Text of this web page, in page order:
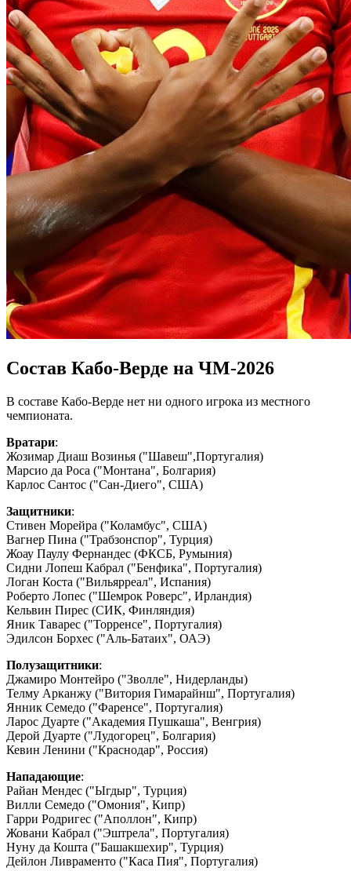
Состав Кабо-Верде на ЧМ-2026
В составе Кабо-Верде нет ни одного игрока из местного
чемпионата.
Вратари:
Жозимар Диаш Возинья ("Шавеш",Португалия)
Марсио да Роса ("Монтана", Болгария)
Карлос Сантос ("Сан-Диего", США)
Защитники:
Стивен Морейра ("Коламбус", США)
Вагнер Пина ("Трабзонспор", Турция)
Жоау Паулу Фернандес (ФКСБ, Румыния)
Сидни Лопеш Кабрал ("Бенфика", Португалия)
Логан Коста ("Вильярреал", Испания)
Роберто Лопес ("Шемрок Роверс", Ирландия)
Кельвин Пирес (СИК, Финляндия)
Яник Таварес ("Торренсе", Португалия)
Эдилсон Борхес ("Аль-Батаих", ОАЭ)
Полузащитники:
Джамиро Монтейро ("Зволле", Нидерланды)
Телму Арканжу ("Витория Гимарайнш", Португалия)
Янник Семедо ("Фаренсе", Португалия)
Ларос Дуарте ("Академия Пушкаша", Венгрия)
Дерой Дуарте ("Лудогорец", Болгария)
Кевин Ленини ("Краснодар", Россия)
Нападающие:
Райан Мендес ("Ыгдыр", Турция)
Вилли Семедо ("Омония", Кипр)
Гарри Родригес ("Аполлон", Кипр)
Жовани Кабрал ("Эштрела", Португалия)
Нуну да Кошта ("Башакшехир", Турция)
Дейлон Ливраменто ("Каса Пия", Португалия)